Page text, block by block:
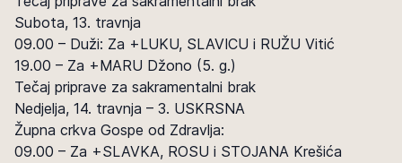
Subota, 13. travnja
09.00 – Duži: Za +LUKU, SLAVICU i RUŽU Vitić
19.00 – Za +MARU Džono (5. g.)
Tečaj priprave za sakramentalni brak
Nedjelja, 14. travnja – 3. USKRSNA
Župna crkva Gospe od Zdravlja:
09.00 – Za +SLAVKA, ROSU i STOJANA Krešića